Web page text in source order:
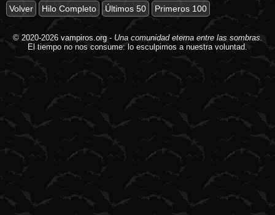
Volver Hilo Completo Últimos 50 Primeros 100
© 2020-2026 vampiros.org- Una comunidad eterna entre las sombras.
El tiempo no nos consume: lo esculpimos a nuestra voluntad.